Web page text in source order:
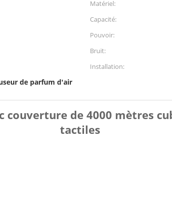
Matériel:
Capacité:
Pouvoir:
Bruit:
Installation:
de parfum d'air
couverture de 4000 mètres
tactiles